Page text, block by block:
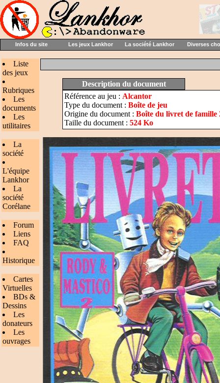
Infos du site Les jeux Lankhor La société Lankhor Diverses
Liste
des jeux
Rubriques
Les
documents
Les
utilitaires
La
société
L'équipe
Lankhor
La
société
Corélane
Forum
Liens
FAQ
Historique
Cartes
Virtuelles
BDs &
Dessins
Les
donateurs
Les
ouvrages
Description du document
Référence au jeu : Alcantor
Type du document : Boîte de jeu
Origine du document : Boîte du livret de famille
Taille du document : 524 Ko